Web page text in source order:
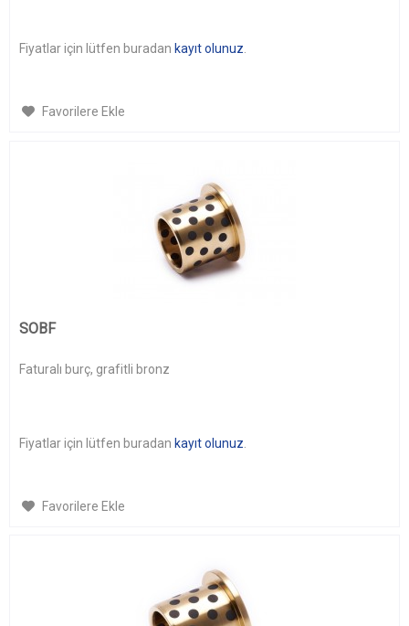
Fiyatlar için lütfen buradan kayıt olunuz
Favorilere Ekle
SOBF
Faturalı burç, grafitli bronz
Fiyatlar için lütfen buradan kayıt olunuz
Favorilere Ekle